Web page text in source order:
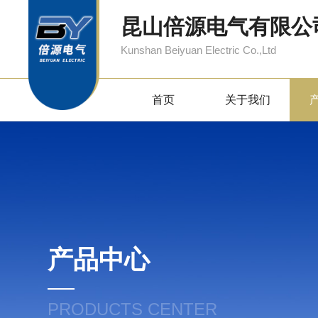
昆山倍源电气有限公
Kunshan Beiyuan Electric Co.,Ltd
首页 关于我们
产品中心
PRODUCTS CENTER